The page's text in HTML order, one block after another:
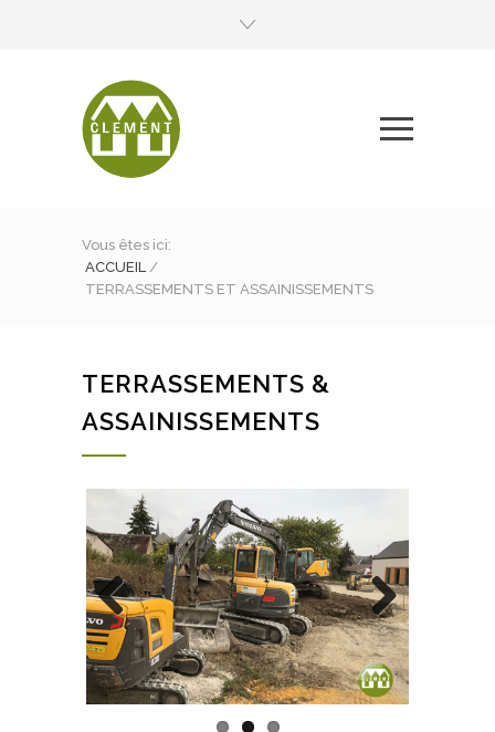
Vous êtes ici:
ACCUEIL /
TERRASSEMENTS ET ASSAINISSEMENTS
TERRASSEMENTS &
ASSAINISSEMENTS
Previous Next